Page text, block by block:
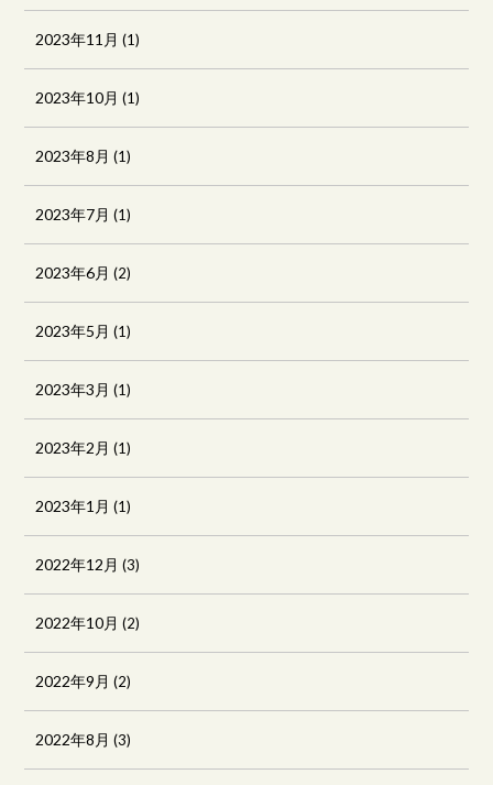
2023年11月 (1)
2023年10月 (1)
2023年8月 (1)
2023年7月 (1)
2023年6月 (2)
2023年5月 (1)
2023年3月 (1)
2023年2月 (1)
2023年1月 (1)
2022年12月 (3)
2022年10月 (2)
2022年9月 (2)
2022年8月 (3)